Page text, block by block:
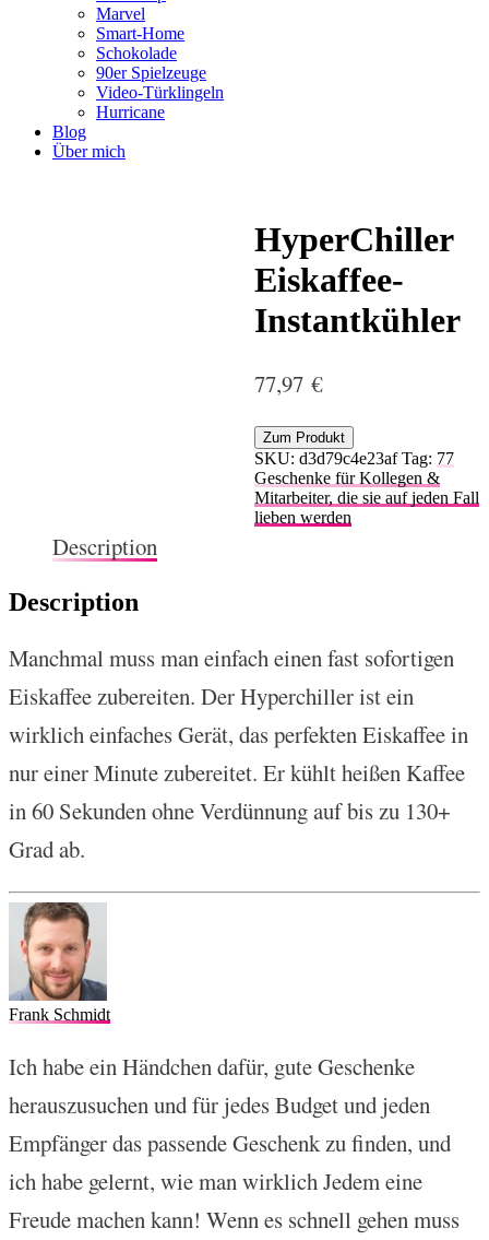
Marvel
Smart-Home
Schokolade
90er Spielzeuge
Video-Türklingeln
Hurricane
Blog
Über mich
HyperChiller
Eiskaffee-
Instantkühler
77,97 €
Zum Produkt
SKU: d3d79c4e23af Tag: 77
Geschenke für Kollegen &
Mitarbeiter, die sie auf jeden Fall
lieben werden
Description
Description
Manchmal muss man einfach einen fast sofortigen
Eiskaffee zubereiten. Der Hyperchiller ist ein
wirklich einfaches Gerät, das perfekten Eiskaffee in
nur einer Minute zubereitet. Er kühlt heißen Kaffee
in 60 Sekunden ohne Verdünnung auf bis zu 130+
Grad ab.
Frank Schmidt
Ich habe ein Händchen dafür, gute Geschenke
herauszusuchen und für jedes Budget und jeden
Empfänger das passende Geschenk zu finden, und
ich habe gelernt, wie man wirklich Jedem eine
Freude machen kann! Wenn es schnell gehen muss